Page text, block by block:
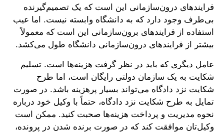
فرایندهای درون‌سازمانی این است که یک تصمیم‌گیرنده
بی‌طرف وجود دارد که به دانشگاه وابسته نیست. اما عیب
استفاده از فرایندهای برون‌سازمانی این است که معمولاً
بیشتر از فرایندهای درون‌سازمانی دانشگاه طول می‌کشد.
عامل دیگری که باید در نظر گرفت هزینه‌ها است. تسلیم
شکایت به یک سازمان دولتی رایگان است، اما طرح
شکایت نزد دادگاه می‌تواند بسیار پرهزینه باشد. در صورت
تمایل به طرح شکایت نزد دادگاه، حتماً با وکیل خود درباره
نحوه مدیریت و پرداخت هزینه‌ها صحبت کنید. ممکن است
وکیل‌تان موافقت کند که در صورت برنده شدن در پرونده،